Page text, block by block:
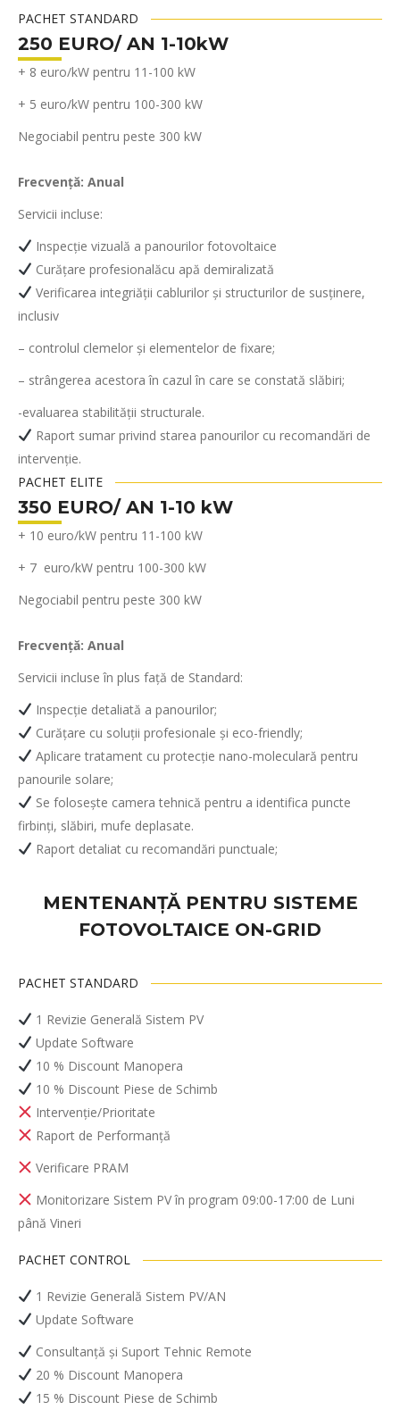
PACHET STANDARD
250 EURO/ AN 1-10kW
+ 8 euro/kW pentru 11-100 kW
+ 5 euro/kW pentru 100-300 kW
Negociabil pentru peste 300 kW
Frecvență: Anual
Servicii incluse:
Inspecție vizuală a panourilor fotovoltaice
Curățare profesionalăcu apă demiralizată
Verificarea integriății cablurilor și structurilor de susținere,
inclusiv
– controlul clemelor și elementelor de fixare;
– strângerea acestora în cazul în care se constată slăbiri;
-evaluarea stabilității structurale.
Raport sumar privind starea panourilor cu recomandări de
intervenție.
PACHET ELITE
350 EURO/ AN 1-10 kW
+ 10 euro/kW pentru 11-100 kW
+ 7 euro/kW pentru 100-300 kW
Negociabil pentru peste 300 kW
Frecvență: Anual
Servicii incluse în plus față de Standard:
Inspecție detaliată a panourilor;
Curățare cu soluții profesionale și eco-friendly;
Aplicare tratament cu protecție nano-moleculară pentru
panourile solare;
Se folosește camera tehnică pentru a identifica puncte
firbinți, slăbiri, mufe deplasate.
Raport detaliat cu recomandări punctuale;
MENTENANȚĂ PENTRU SISTEME
FOTOVOLTAICE ON-GRID
PACHET STANDARD
1 Revizie Generală Sistem PV
Update Software
10 % Discount Manopera
10 % Discount Piese de Schimb
Intervenție/Prioritate
Raport de Performanță
Verificare PRAM
Monitorizare Sistem PV în program 09:00-17:00 de Luni
până Vineri
PACHET CONTROL
1 Revizie Generală Sistem PV/AN
Update Software
Consultanță și Suport Tehnic Remote
20 % Discount Manopera
15 % Discount Piese de Schimb